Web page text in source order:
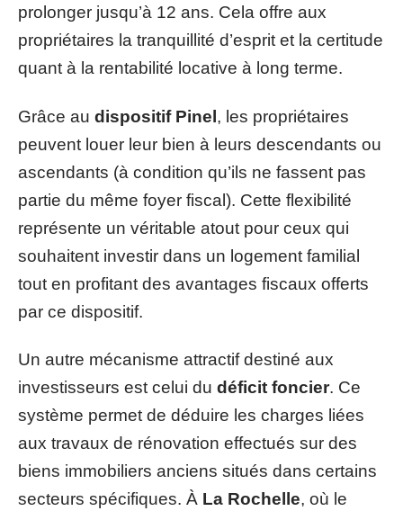
prolonger jusqu’à 12 ans. Cela offre aux
propriétaires la tranquillité d’esprit et la certitude
quant à la rentabilité locative à long terme.
Grâce au dispositif Pinel, les propriétaires
peuvent louer leur bien à leurs descendants ou
ascendants (à condition qu’ils ne fassent pas
partie du même foyer fiscal). Cette flexibilité
représente un véritable atout pour ceux qui
souhaitent investir dans un logement familial
tout en profitant des avantages fiscaux offerts
par ce dispositif.
Un autre mécanisme attractif destiné aux
investisseurs est celui du déficit foncier. Ce
système permet de déduire les charges liées
aux travaux de rénovation effectués sur des
biens immobiliers anciens situés dans certains
secteurs spécifiques. À La Rochelle, où le